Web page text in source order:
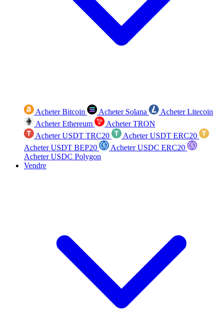
Acheter Bitcoin Acheter Solana
Acheter Litecoin
Acheter Ethereum
Acheter TRON
Acheter USDT TRC20
Acheter USDT ERC20
Acheter USDT BEP20
Acheter USDC ERC20
Acheter USDC Polygon
Vendre